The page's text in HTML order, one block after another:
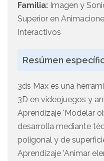
Familia: Imagen y
Superior en
Interactivos
Resúmen
3ds Max es una
3D en videojuegos y
Aprendizaje 'Modelar
desarrolla mediante
poligonal y de
Aprendizaje 'Animar